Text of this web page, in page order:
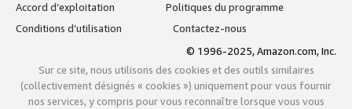
Accord d’exploitation
Politiques du programme
Conditions d’utilisation
Contactez-nous
© 1996-2025, Amazon.com, Inc.
Sur ce site, nous utilisons des cookies et des outils similaires
(collectivement désignés « cookies ») uniquement pour vous fournir
nos services, y compris pour vous reconnaître lorsque vous vous